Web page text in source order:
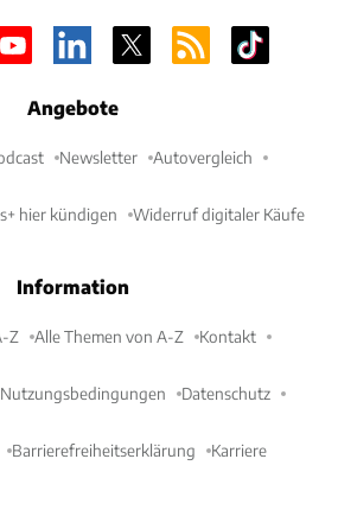
Angebote
Newsletter Autovergleich
hier kündigen Widerruf digitaler Käufe
Information
Z Alle Themen von A-Z Kontakt
Nutzungsbedingungen Datenschutz
Barrierefreiheitserklärung Karriere